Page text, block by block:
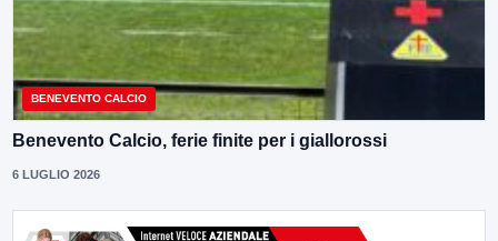
BENEVENTO CALCIO
Benevento Calcio, ferie finite per i giallorossi
6 LUGLIO 2026